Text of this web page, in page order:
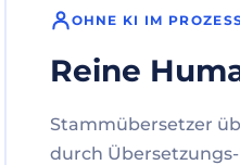
OHNE KI IM
Reine
Stammübersetzer
durch